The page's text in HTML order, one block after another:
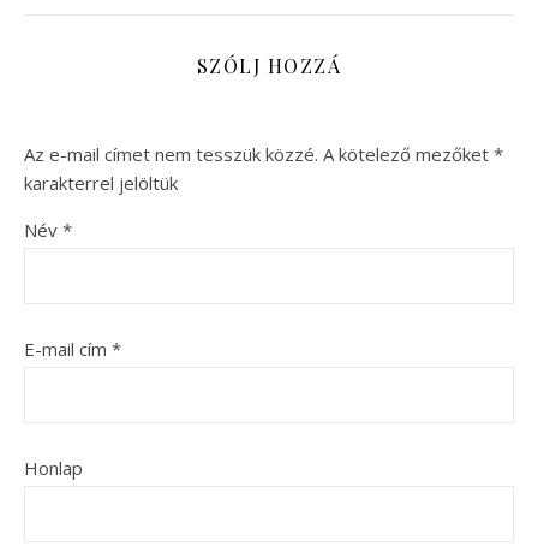
SZÓLJ HOZZÁ
Az e-mail címet nem tesszük közzé. A kötelező mezőket *
karakterrel jelöltük
Név *
E-mail cím *
Honlap